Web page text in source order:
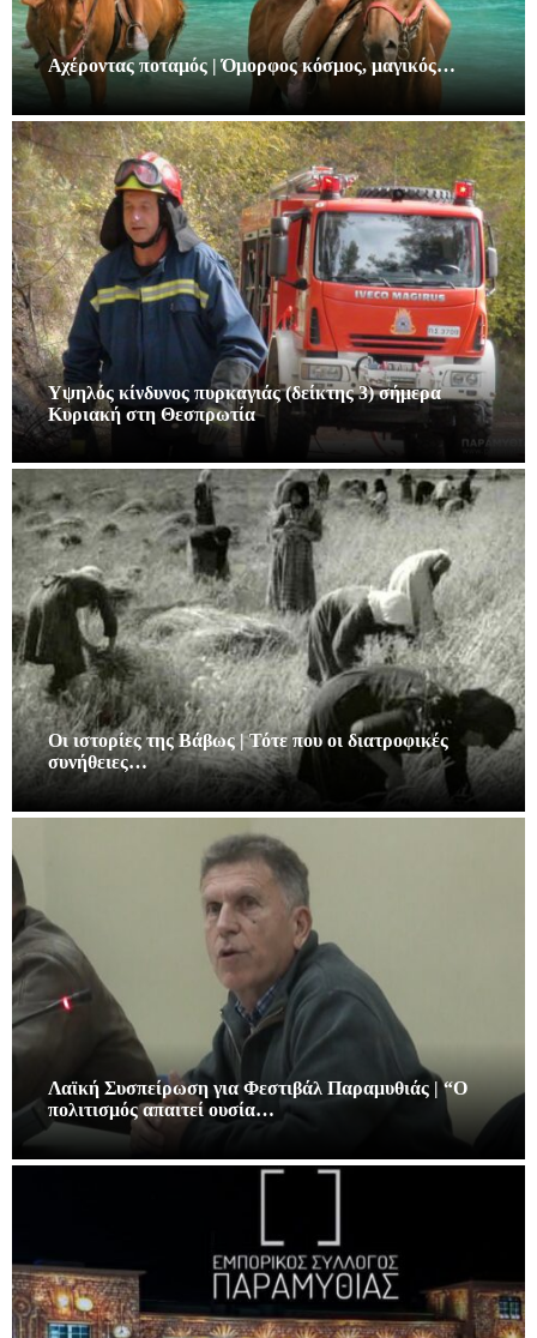
Αχέροντας ποταμός | Όμορφος κόσμος, μαγικός…
Υψηλός κίνδυνος πυρκαγιάς (δείκτης 3) σήμερα
Κυριακή στη Θεσπρωτία
Οι ιστορίες της Βάβως | Τότε που οι διατροφικές
συνήθειες…
Λαϊκή Συσπείρωση για Φεστιβάλ Παραμυθιάς | “Ο
πολιτισμός απαιτεί ουσία…